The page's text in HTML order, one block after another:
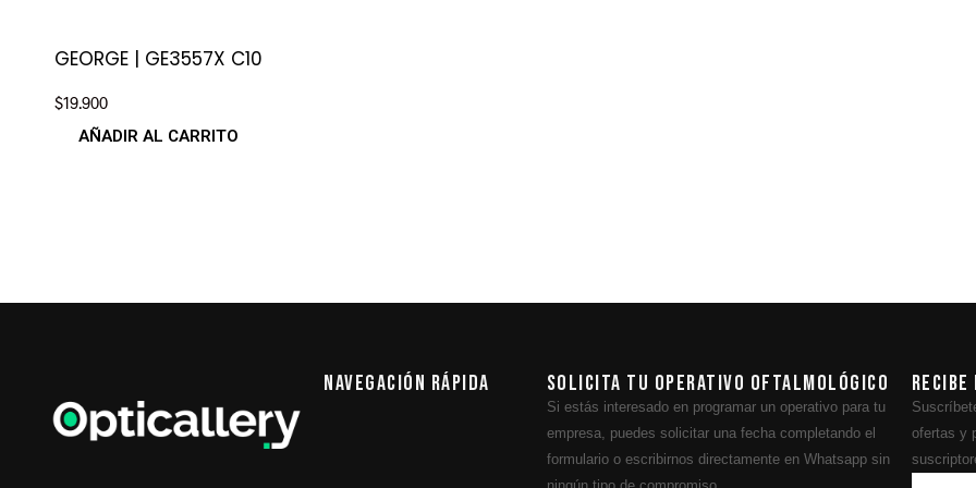
GEORGE | GE3557X C10
$19.900
AÑADIR AL CARRITO
Navegación Rápida Solicita tu operativo oftalmológico
Si estás interesado en programar un operativo para tu
empresa, puedes solicitar una fecha completando el
formulario o escribirnos directamente en Whatsapp sin
ofertas y